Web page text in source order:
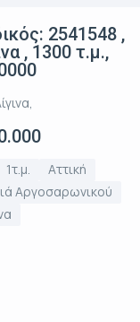
2541548 ,
, 1300 τ.μ.,
1τ.μ.
Αττική
Αργοσαρωνικού